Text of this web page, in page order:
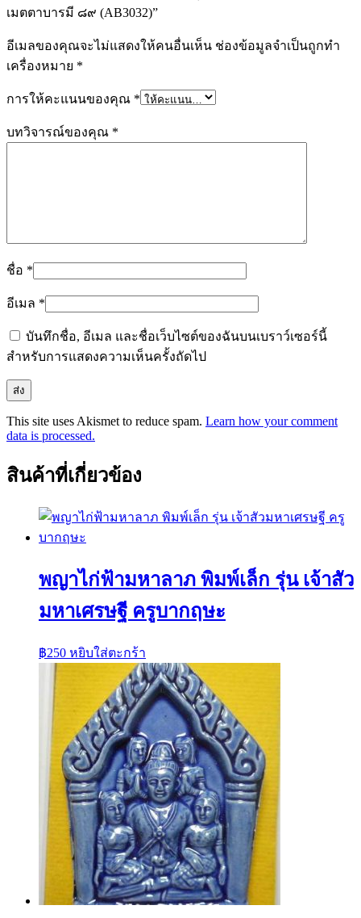
เมตตาบารมี ๘๙ (AB3032)”
อีเมลของคุณจะไม่แสดงให้คนอื่นเห็น ช่องข้อมูลจำเป็นถูกทำ
เครื่องหมาย *
การให้คะแนนของคุณ *
บทวิจารณ์ของคุณ *
ชื่อ *
อีเมล *
บันทึกชื่อ, อีเมล และชื่อเว็บไซต์ของฉันบนเบราว์เซอร์นี้
สำหรับการแสดงความเห็นครั้งถัดไป
This site uses Akismet to reduce spam. Learn how your comment
data is processed.
สินค้าที่เกี่ยวข้อง
พญาไก่ฟ้ามหาลาภ พิมพ์เล็ก รุ่น เจ้าสัว
มหาเศรษฐี ครูบากฤษะ
฿250 หยิบใส่ตะกร้า